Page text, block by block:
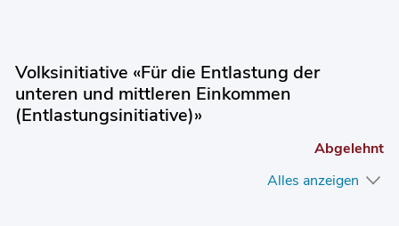
Volksinitiative «Für die Entlastung der
unteren und mittleren Einkommen
(Entlastungsinitiative)»
Abgelehnt
Alles anzeigen